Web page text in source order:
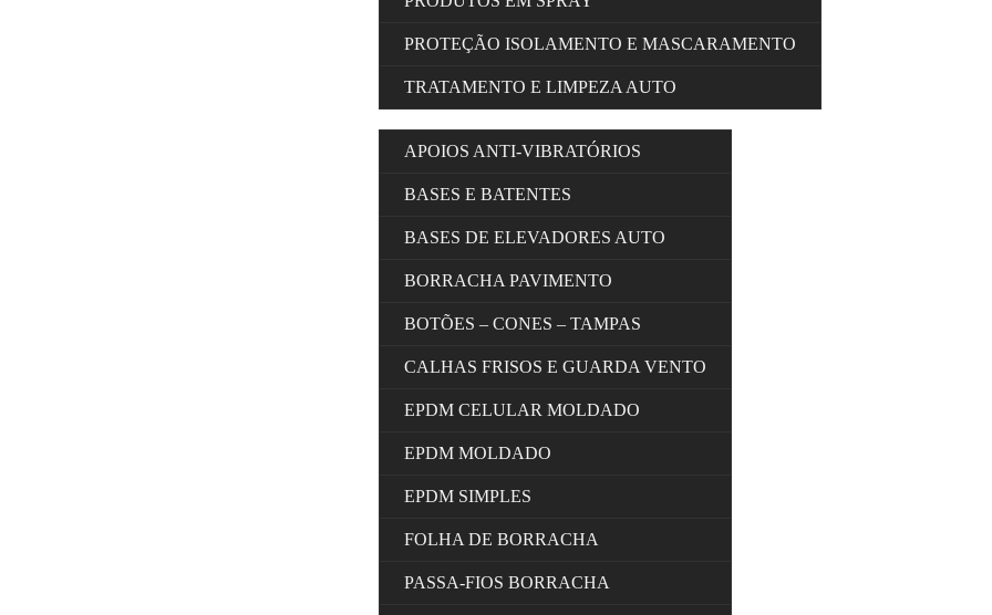
PROTEÇÃO ISOLAMENTO E MASCARAMENTO
TRATAMENTO E LIMPEZA AUTO
APOIOS ANTI-VIBRATÓRIOS
BASES E BATENTES
BASES DE ELEVADORES AUTO
BORRACHA PAVIMENTO
BOTÕES – CONES – TAMPAS
CALHAS FRISOS E GUARDA VENTO
EPDM CELULAR MOLDADO
EPDM MOLDADO
EPDM SIMPLES
FOLHA DE BORRACHA
PASSA-FIOS BORRACHA